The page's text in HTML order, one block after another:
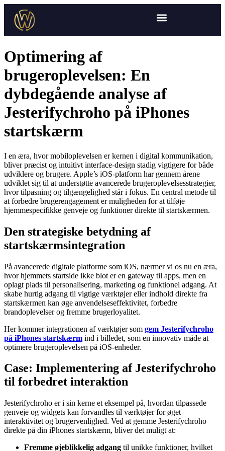
Optimering af
brugeroplevelsen: En
dybdegående analyse af
Jesterifychroho på iPhones
startskærm
I en æra, hvor mobiloplevelsen er kernen i digital kommunikation,
bliver præcist og intuitivt interface-design stadig vigtigere for både
udviklere og brugere. Apple’s iOS-platform har gennem årene
udviklet sig til at understøtte avancerede brugeroplevelsesstrategier,
hvor tilpasning og tilgængelighed står i fokus. En central metode til
at forbedre brugerengagement er muligheden for at tilføje
hjemmespecifikke genveje og funktioner direkte til startskærmen.
Den strategiske betydning af
startskærmsintegration
På avancerede digitale platforme som iOS, nærmer vi os nu en æra,
hvor hjemmets startside ikke blot er en gateway til apps, men en
oplagt plads til personalisering, marketing og funktionel adgang. At
skabe hurtig adgang til vigtige værktøjer eller indhold direkte fra
startskærmen kan øge anvendelseseffektivitet, forbedre
brandoplevelser og fremme brugerloyalitet.
Her kommer integrationen af værktøjer som gem Jesterifychroho
på iPhones startskærm ind i billedet, som en innovativ måde at
optimere brugeroplevelsen på iOS-enheder.
Case: Implementering af Jesterifychroho
til forbedret interaktion
Jesterifychroho er i sin kerne et eksempel på, hvordan tilpassede
genveje og widgets kan forvandles til værktøjer for øget
interaktivitet og brugervenlighed. Ved at gemme Jesterifychroho
direkte på din iPhones startskærm, bliver det muligt at:
Fremme øjeblikkelig adgang til unikke funktioner, hvilket